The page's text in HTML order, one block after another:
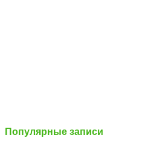
Популярные записи